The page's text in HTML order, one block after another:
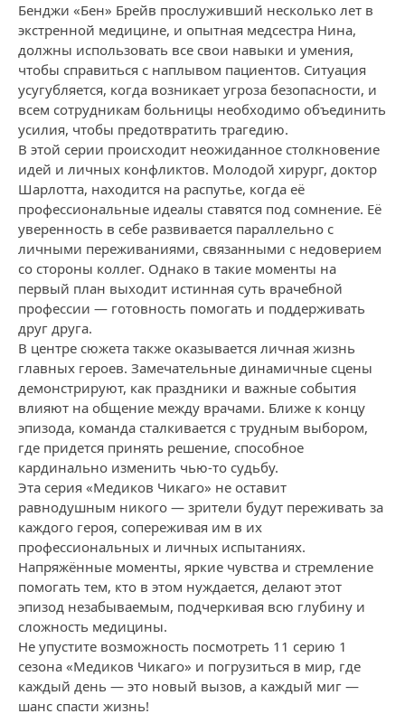
Бенджи «Бен» Брейв прослуживший несколько лет в
экстренной медицине, и опытная медсестра Нина,
должны использовать все свои навыки и умения,
чтобы справиться с наплывом пациентов. Ситуация
усугубляется, когда возникает угроза безопасности, и
всем сотрудникам больницы необходимо объединить
усилия, чтобы предотвратить трагедию.
В этой серии происходит неожиданное столкновение
идей и личных конфликтов. Молодой хирург, доктор
Шарлотта, находится на распутье, когда её
профессиональные идеалы ставятся под сомнение. Её
уверенность в себе развивается параллельно с
личными переживаниями, связанными с недоверием
со стороны коллег. Однако в такие моменты на
первый план выходит истинная суть врачебной
профессии — готовность помогать и поддерживать
друг друга.
В центре сюжета также оказывается личная жизнь
главных героев. Замечательные динамичные сцены
демонстрируют, как праздники и важные события
влияют на общение между врачами. Ближе к концу
эпизода, команда сталкивается с трудным выбором,
где придется принять решение, способное
кардинально изменить чью-то судьбу.
Эта серия «Медиков Чикаго» не оставит
равнодушным никого — зрители будут переживать за
каждого героя, сопереживая им в их
профессиональных и личных испытаниях.
Напряжённые моменты, яркие чувства и стремление
помогать тем, кто в этом нуждается, делают этот
эпизод незабываемым, подчеркивая всю глубину и
сложность медицины.
Не упустите возможность посмотреть 11 серию 1
сезона «Медиков Чикаго» и погрузиться в мир, где
каждый день — это новый вызов, а каждый миг —
шанс спасти жизнь!